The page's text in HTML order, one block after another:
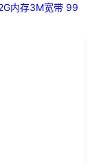
内存3M宽带 99